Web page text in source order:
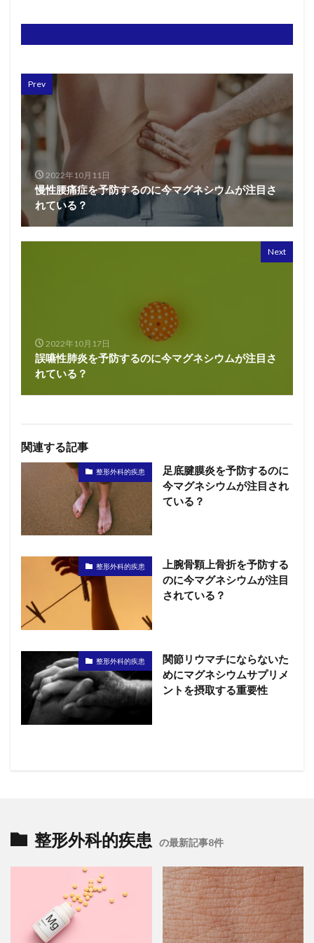
Prev
2022年10月11日
慢性腰痛症を予防するのに今マグネシウムが注目さ
れている？
Next
2022年10月17日
誤嚥性肺炎を予防するのに今マグネシウムが注目さ
れている？
関連する記事
整形外科的疾患
足底腱膜炎を予防するのに
今マグネシウムが注目され
ている？
整形外科的疾患
上腕骨顆上骨折を予防する
のに今マグネシウムが注目
されている？
整形外科的疾患
関節リウマチにならないた
めにマグネシウムサプリメ
ントを摂取する重要性
整形外科的疾患 の最新記事8件